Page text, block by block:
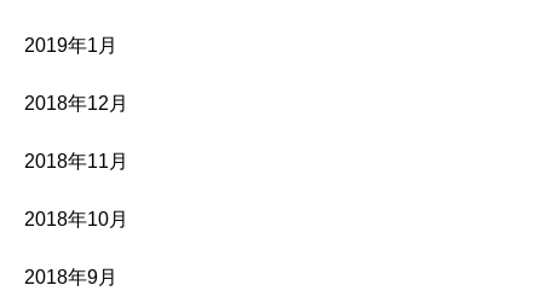
2019年1月
2018年12月
2018年11月
2018年10月
2018年9月